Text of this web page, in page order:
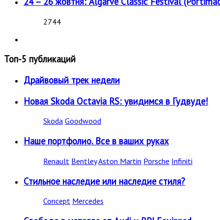
2744
Топ-5 публикаций
Драйвовый трек недели
Новая Skoda Octavia RS: увидимся в Гудвуде!
Skoda Goodwood
Наше портфолио. Все в ваших руках
Renault BentleyAston Martin Porsche Infiniti
Стильное наследие или наследие стиля?
Concept Mercedes